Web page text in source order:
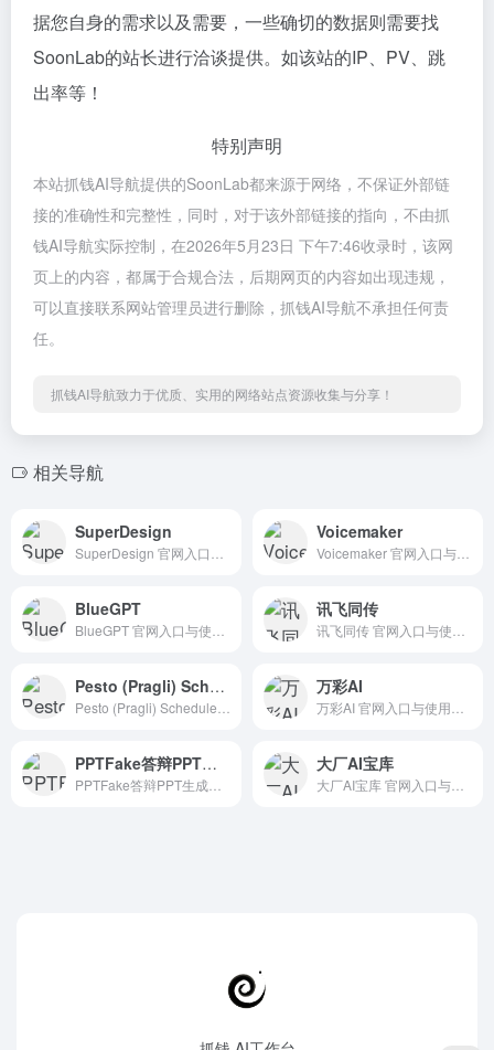
据您自身的需求以及需要，一些确切的数据则需要找
SoonLab的站长进行洽谈提供。如该站的IP、PV、跳
出率等！
特别声明
本站抓钱AI导航提供的SoonLab都来源于网络，不保证外部链
接的准确性和完整性，同时，对于该外部链接的指向，不由抓
钱AI导航实际控制，在2026年5月23日 下午7:46收录时，该网
页上的内容，都属于合规合法，后期网页的内容如出现违规，
可以直接联系网站管理员进行删除，抓钱AI导航不承担任何责
任。
抓钱AI导航致力于优质、实用的网络站点资源收集与分享！
相关导航
SuperDesign Voicemaker
BlueGPT 讯飞同传
Pesto (Pragli) Scheduler for Google Calendar 万彩AI
PPTFake答辩PPT生成器 大厂AI宝库